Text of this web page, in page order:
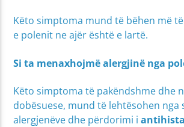
Këto simptoma mund të bëhen më
e polenit ne ajër është e lartë.
Si ta menaxhojmë alergjinë nga
Këto simptoma të pakëndshme dhe
dobësuese, mund të lehtësohen nga
alergjenëve dhe përdorimi i